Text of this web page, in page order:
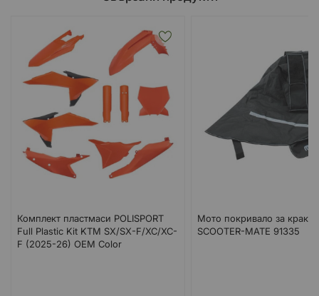
Комплект пластмаси POLISPORT
Full Plastic Kit KTM SX/SX-F/XC/XC-
F (2025-26) OEM Color
Мото покривало за крака
SCOOTER-MATE 91335